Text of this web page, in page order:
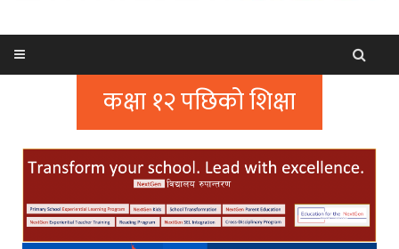
कक्षा १२ पछिको शिक्षा